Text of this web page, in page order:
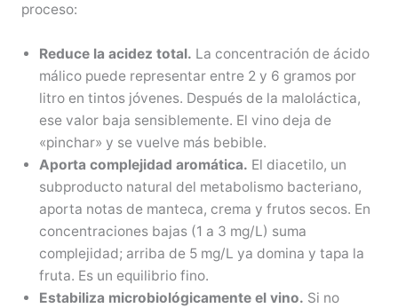
proceso:
Reduce la acidez total. La concentración de ácido
málico puede representar entre 2 y 6 gramos por
litro en tintos jóvenes. Después de la maloláctica,
ese valor baja sensiblemente. El vino deja de
«pinchar» y se vuelve más bebible.
Aporta complejidad aromática. El diacetilo, un
subproducto natural del metabolismo bacteriano,
aporta notas de manteca, crema y frutos secos. En
concentraciones bajas (1 a 3 mg/L) suma
complejidad; arriba de 5 mg/L ya domina y tapa la
fruta. Es un equilibrio fino.
Estabiliza microbiológicamente el vino. Si no